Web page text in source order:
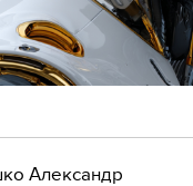
Александр